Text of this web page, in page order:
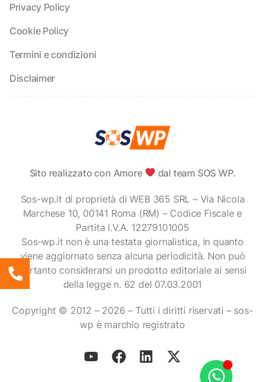
Privacy Policy
Cookie Policy
Termini e condizioni
Disclaimer
Sito realizzato con Amore dal team SOS WP.
Sos-wp.it di proprietà di WEB 365 SRL – Via Nicola
Marchese 10, 00141 Roma (RM) – Codice Fiscale e
Partita I.V.A. 12279101005
Sos-wp.it non è una testata giornalistica, in quanto
viene aggiornato senza alcuna periodicità. Non può
pertanto considerarsi un prodotto editoriale ai sensi
della legge n. 62 del 07.03.2001
Copyright © 2012 – 2026 – Tutti i diritti riservati – sos-
wp è marchio registrato